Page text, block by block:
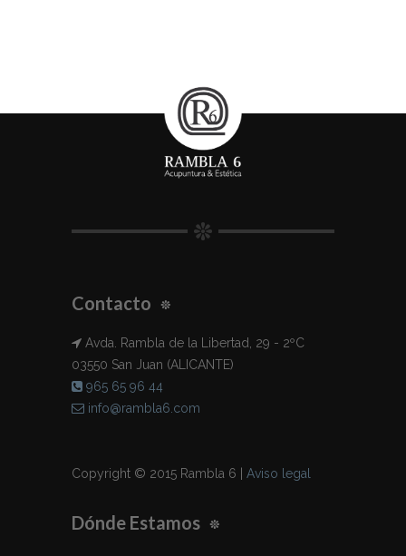
Contacto
Avda. Rambla de la Libertad, 29 - 2ºC
03550 San Juan (ALICANTE)
965 65 96 44
info@rambla6.com
Copyright © 2015 Rambla 6 | Aviso legal
Dónde Estamos